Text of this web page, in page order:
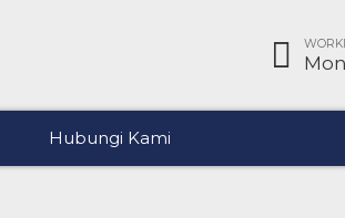
Hubungi Kami